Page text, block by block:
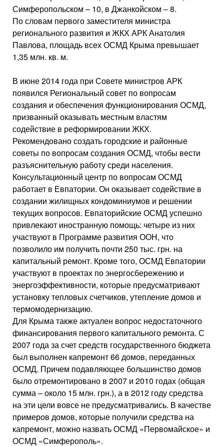
Симферопольском – 10, в Джанкойском – 8.
По словам первого заместителя министра
регионального развития и ЖКХ АРК Анатолия
Павлова, площадь всех ОСМД Крыма превышает
1,35 млн. кв. м.
В июне 2014 года при Совете министров АРК
появился Региональный совет по вопросам
создания и обеспечения функционирования ОСМД,
призванный оказывать местным властям
содействие в реформировании ЖКХ.
Рекомендовано создать городские и районные
советы по вопросам создания ОСМД, чтобы вести
разъяснительную работу среди населения.
Консультационный центр по вопросам ОСМД
работает в Евпатории. Он оказывает содействие в
создании жилищных кондоминиумов и решении
текущих вопросов. Евпаторийские ОСМД успешно
привлекают иностранную помощь: четыре из них
участвуют в Программе развития ООН, что
позволило им получить почти 250 тыс. грн. на
капитальный ремонт. Кроме того, ОСМД Евпатории
участвуют в проектах по энергосбережению и
энергоэффективности, которые предусматривают
установку тепловых счетчиков, утепление домов и
термомодернизацию.
Для Крыма также актуален вопрос недостаточного
финансирования первого капитального ремонта. С
2007 года за счет средств государственного бюджета
был выполнен капремонт 66 домов, переданных
ОСМД. Причем подавляющее большинство домов
было отремонтировано в 2007 и 2010 годах (общая
сумма – около 15 млн. грн.), а в 2012 году средства
на эти цели вовсе не предусматривались. В качестве
примеров домов, которые получили средства на
капремонт, можно назвать ОСМД «Первомайское» и
ОСМД «Симферополь».